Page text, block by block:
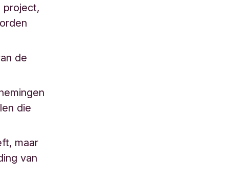
project,
de
die
maar
van